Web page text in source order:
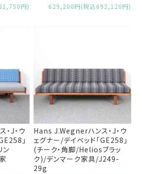
円) 629,200円(税込692,120円)
J・ウ
」
ン
Hans J.Wegnerハンス・J・ウ
ェグナー/デイベッド「GE258」
(チーク・角脚/Heliosブラッ
ク)/デンマーク家具/J249-
29g